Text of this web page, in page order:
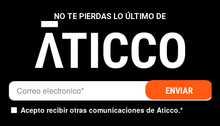
INFORMACIÓN PERSONAL
NO TE PIERDAS LO ÚLTIMO DE
Acepto recibir otras comunicaciones de Aticco.*